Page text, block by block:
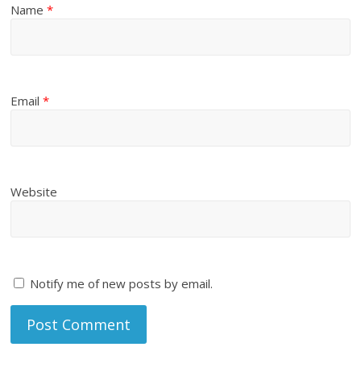
Name*
Email*
Website
Notify me of new posts by email.